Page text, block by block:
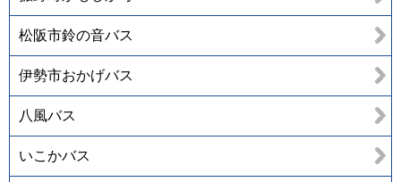
松阪市鈴の音バス
伊勢市おかげバス
八風バス
いこかバス